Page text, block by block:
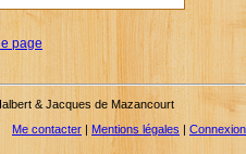
page
& Jacques de Mazancourt
Me contacter
Mentions légales Connexion